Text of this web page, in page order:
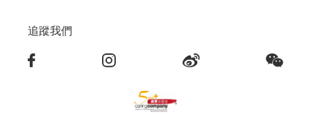
追蹤我們